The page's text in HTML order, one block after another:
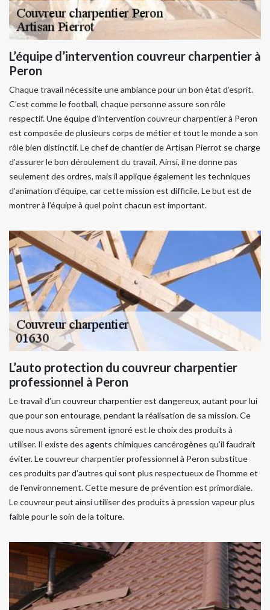
L’équipe d’intervention couvreur charpentier à
Peron
Chaque travail nécessite une ambiance pour un bon état d’esprit.
C’est comme le football, chaque personne assure son rôle
respectif. Une équipe d’intervention couvreur charpentier à Peron
est composée de plusieurs corps de métier et tout le monde a son
rôle bien distinctif. Le chef de chantier de Artisan Pierrot se charge
d’assurer le bon déroulement du travail. Ainsi, il ne donne pas
seulement des ordres, mais il applique également les techniques
d’animation d’équipe, car cette mission est difficile. Le but est de
montrer à l’équipe à quel point chacun est important.
L’auto protection du couvreur charpentier
professionnel à Peron
Le travail d’un couvreur charpentier est dangereux, autant pour lui
que pour son entourage, pendant la réalisation de sa mission. Ce
que nous avons sûrement ignoré est le choix des produits à
utiliser. Il existe des agents chimiques cancérogènes qu’il faudrait
éviter. Le couvreur charpentier professionnel à Peron substitue
ces produits par d’autres qui sont plus respectueux de l'homme et
de l'environnement. Cette mesure de prévention est primordiale.
Le couvreur peut ainsi utiliser des produits à pression vapeur plus
faible pour le soin de la toiture.